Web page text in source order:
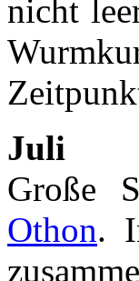
nicht
Juli
Große
Othon.